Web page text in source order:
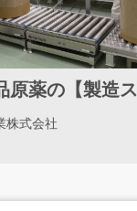
原薬の【製造ス
株式会社